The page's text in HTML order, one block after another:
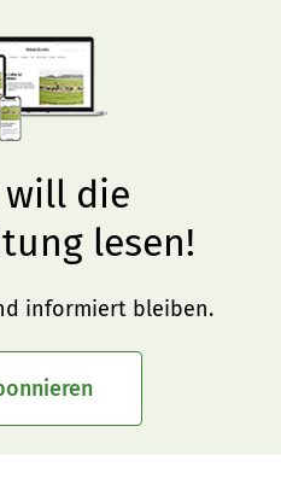
die
lesen!
informiert bleiben.